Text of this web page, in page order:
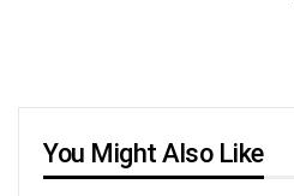
You Might Also Like